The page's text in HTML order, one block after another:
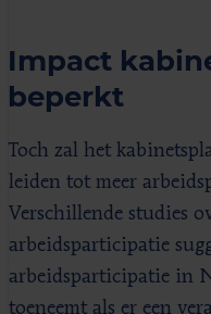
Impact
beperkt
Toch zal het
leiden tot meer
Verschillende studies
arbeidsparticipatie
arbeidsparticipatie in
toeneemt als er een